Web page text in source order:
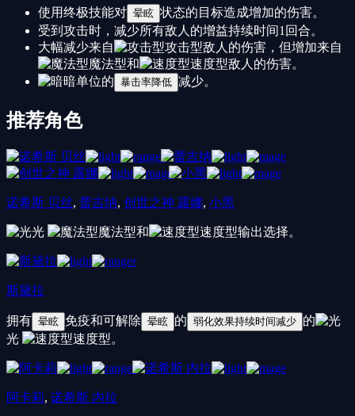
使用终极技能对 晕眩 状态的目标造成增加的伤害。
受到攻击时，减少所有敌人的增益持续时间1回合。
大幅减少来自
攻击型敌人的伤害，但增加来自
魔法型和 速度型敌人的伤害。
暗单位的 暴击率降低 减少。
推荐角色
诺希斯 贝丝, 蕾吉纳, 创世之神 露娜, 小黑
光 魔法型和 速度型输出选择。
斯黛拉
拥有 晕眩 免疫和可解除 晕眩 的 弱化效果持续时间减少 的
光
速度型。
阿卡莉, 诺希斯 内拉